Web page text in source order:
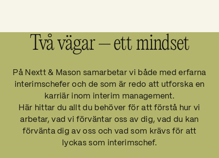
Två vägar – ett mindset
På Nextt & Mason samarbetar vi både mederfarna
interimschefer och de som är redo att utforska en
karriär inom interim management.
Här hittar du allt du behöver för att förstå hur vi
arbetar, vad vi förväntar oss av dig, vad du kan
förvänta dig av oss och vad som krävs för att
lyckas som interimschef.